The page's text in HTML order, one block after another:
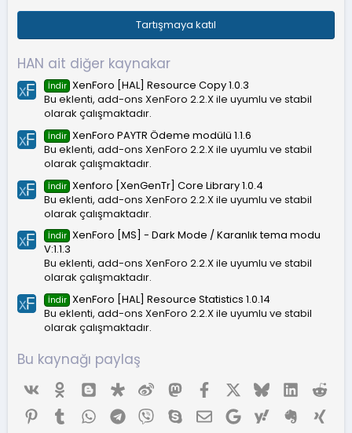
0
ı
l
d
ı
z
Tartışmaya katıl
HAN ait diğer kaynakar
İndir XenForo [HAL] Resource Copy 1.0.3
Bu eklenti, add-ons XenForo 2.2.X ile uyumlu ve stabil
olarak çalışmaktadır.
İndir XenForo PAYTR Ödeme modülü 1.1.6
Bu eklenti, add-ons XenForo 2.2.X ile uyumlu ve stabil
olarak çalışmaktadır.
İndir Xenforo [XenGenTr] Core Library 1.0.4
Bu eklenti, add-ons XenForo 2.2.X ile uyumlu ve stabil
olarak çalışmaktadır.
İndir XenForo [MS] - Dark Mode / Karanlık tema modu
V:1.1.3
Bu eklenti, add-ons XenForo 2.2.X ile uyumlu ve stabil
olarak çalışmaktadır.
İndir XenForo [HAL] Resource Statistics 1.0.14
Bu eklenti, add-ons XenForo 2.2.X ile uyumlu ve stabil
olarak çalışmaktadır.
Bu kaynağı paylaş
Vk Ok BloggerDiaspora
Weibo MastodonFacebookX (Twitter)
BlueskyLinkedIn
Pinterest
TumblrWhatsAppTelegram
Viber SkypeE-postaGoogleYahoo Evernote